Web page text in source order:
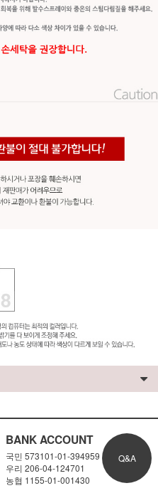
BANK ACCOUNT
국민 573101-01-394959
우리 206-04-124701
농협 1155-01-001430
Q&A